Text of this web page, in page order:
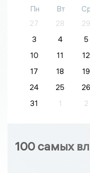
Пн Вт
27
28 29
3
4 5
10
11 12
17
18 19
24
25 26
31
1 2
100 самых